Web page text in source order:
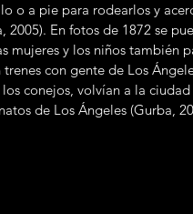
o a pie para rodearlos y
2005). En fotos de 1872 se
mujeres y los niños también
con gente de Los
conejos, volvían a la
de Los Ángeles (Gurba,